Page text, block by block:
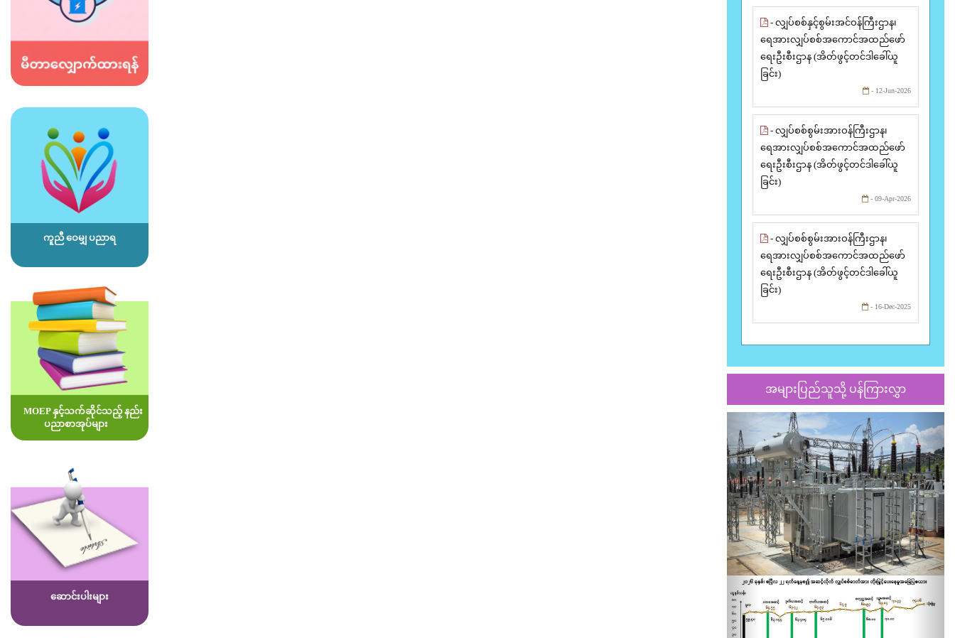
ကူညီ ဝေမျှ ပညာရ
MOEP နှင့်သက်ဆိုင်သည့် နည်း
ပညာစာအုပ်များ
ဆောင်းပါးများ
- လျှပ်စစ်နှင့်စွမ်းအင်ဝန်ကြီးဌာန၊
ရေအားလျှပ်စစ်အကောင်အထည်ဖော်
ရေးဦးစီးဌာန (အိတ်ဖွင့်တင်ဒါခေါ်ယူ
ခြင်း)
- 12-Jun-2026
- လျှပ်စစ်စွမ်းအားဝန်ကြီးဌာန၊
ရေအားလျှပ်စစ်အကောင်အထည်ဖော်
ရေးဦးစီးဌာန (အိတ်ဖွင့်တင်ဒါခေါ်ယူ
ခြင်း)
- 09-Apr-2026
- လျှပ်စစ်စွမ်းအားဝန်ကြီးဌာန၊
ရေအားလျှပ်စစ်အကောင်အထည်ဖော်
ရေးဦးစီးဌာန (အိတ်ဖွင့်တင်ဒါခေါ်ယူ
ခြင်း)
- 16-Dec-2025
အများပြည်သူသို့ ပန်ကြားလွှာ
Previous Next